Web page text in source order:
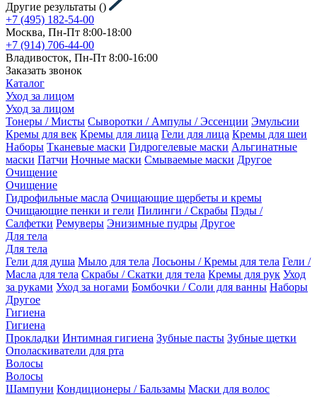
Другие результаты ()
+7 (495) 182-54-00
Москва, Пн-Пт 8:00-18:00
+7 (914) 706-44-00
Владивосток, Пн-Пт 8:00-16:00
Заказать звонок
Каталог
Уход за лицом
Уход за лицом
Тонеры / Мисты Сыворотки / Ампулы / Эссенции Эмульсии
Кремы для век Кремы для лица Гели для лица Кремы для шеи
Наборы Тканевые маски Гидрогелевые маски Альгинатные
маски Патчи Ночные маски Смываемые маски Другое
Очищение
Очищение
Гидрофильные масла Очищающие щербеты и кремы
Очищающие пенки и гели Пилинги / Скрабы Пэды /
Салфетки Ремуверы Энизимные пудры Другое
Для тела
Для тела
Гели для душа Мыло для тела Лосьоны / Кремы для тела Гели /
Масла для тела Скрабы / Скатки для тела Кремы для рук Уход
за руками Уход за ногами Бомбочки / Соли для ванны Наборы
Другое
Гигиена
Гигиена
Прокладки Интимная гигиена Зубные пасты Зубные щетки
Ополаскиватели для рта
Волосы
Волосы
Шампуни Кондиционеры / Бальзамы Маски для волос